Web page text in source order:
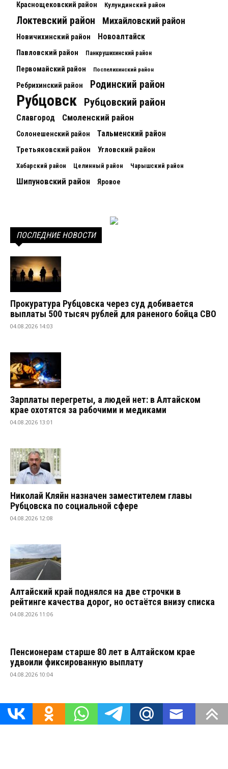
Краснощековский район Кулундинский район
Локтевский район Михайловский район
Новичихинский район Новоалтайск
Павловский район Панкрушихинский район
Первомайский район Поспелихинский район
Ребрихинский район Родинский район
Рубцовск Рубцовский район
Славгород Смоленский район
Солонешенский район Тальменский район
Третьяковский район Угловский район
Хабарский район Целинный район Чарышский район
Шипуновский район Яровое
ПОСЛЕДНИЕ НОВОСТИ
Прокуратура Рубцовска через суд добивается
выплаты 500 тысяч рублей для раненого бойца СВО
04.08.2026 14:03
Зарплаты перегреты, а людей нет: в Алтайском
крае охотятся за рабочими и медиками
04.08.2026 13:01
Николай Кляйн назначен заместителем главы
Рубцовска по социальной сфере
04.08.2026 12:08
Алтайский край поднялся на две строчки в
рейтинге качества дорог, но остаётся внизу списка
04.08.2026 11:06
Пенсионерам старше 80 лет в Алтайском крае
удвоили фиксированную выплату
04.08.2026 10:04